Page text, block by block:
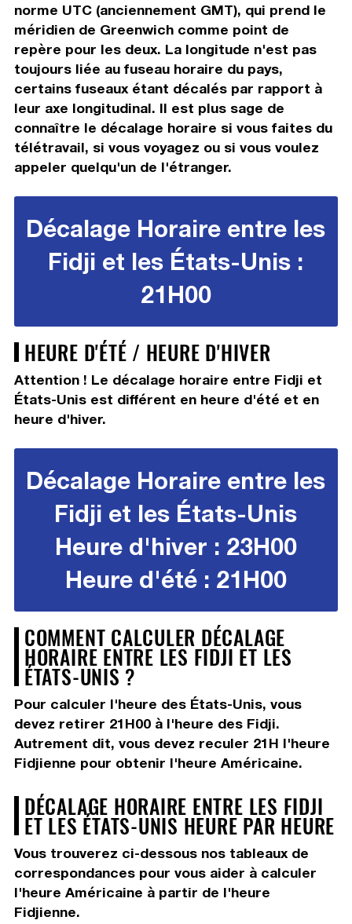
norme UTC (anciennement GMT), qui prend le
méridien de Greenwich comme point de
repère pour les deux. La longitude n'est pas
toujours liée au fuseau horaire du pays,
certains fuseaux étant décalés par rapport à
leur axe longitudinal. Il est plus sage de
connaître le décalage horaire si vous faites du
télétravail, si vous voyagez ou si vous voulez
appeler quelqu'un de l'étranger.
Décalage Horaire entre les
Fidji et les États-Unis :
21H00
HEURE D'ÉTÉ / HEURE D'HIVER
Attention ! Le décalage horaire entre Fidji et
États-Unis est différent en heure d'été et en
heure d'hiver.
Décalage Horaire entre les
Fidji et les États-Unis
Heure d'hiver : 23H00
Heure d'été : 21H00
COMMENT CALCULER DÉCALAGE
HORAIRE ENTRE LES FIDJI ET LES
ÉTATS-UNIS ?
Pour calculer l'heure des États-Unis, vous
devez retirer 21H00à l'heure des Fidji.
Autrement dit, vous devez reculer 21H l'heure
Fidjienne pour obtenir l'heure Américaine.
DÉCALAGE HORAIRE ENTRE LES FIDJI
ET LES ÉTATS-UNIS HEURE PAR HEURE
Vous trouverez ci-dessous nos tableaux de
correspondances pour vous aider à calculer
l'heure Américaine à partir de l'heure
Fidjienne.